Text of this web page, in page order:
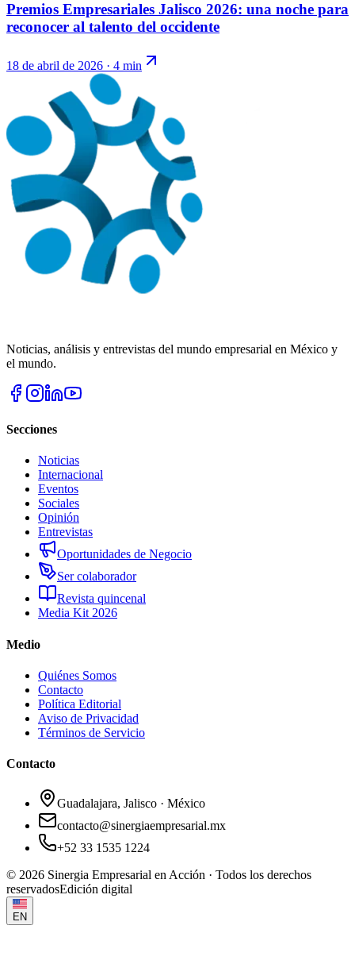
Premios Empresariales Jalisco 2026: una noche para
reconocer al talento del occidente
18 de abril de 2026 · 4 min
Noticias, análisis y entrevistas del mundo empresarial en México y
el mundo.
Secciones
Noticias
Internacional
Eventos
Sociales
Opinión
Entrevistas
Oportunidades de Negocio
Ser colaborador
Revista quincenal
Media Kit 2026
Medio
Quiénes Somos
Contacto
Política Editorial
Aviso de Privacidad
Términos de Servicio
Contacto
Guadalajara, Jalisco · México
contacto@sinergiaempresarial.mx
+52 33 1535 1224
© 2026 Sinergia Empresarial en Acción · Todos los derechos
reservadosEdición digital
EN